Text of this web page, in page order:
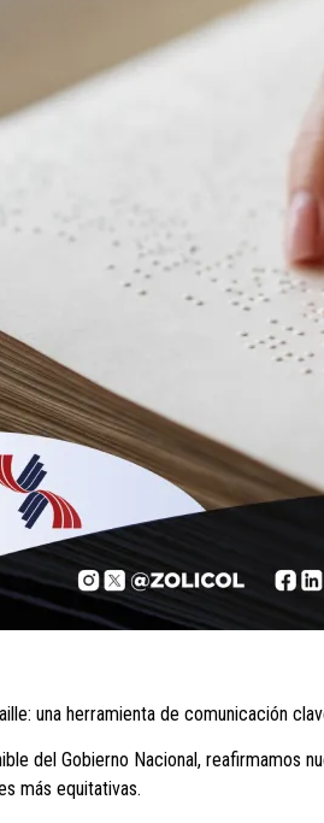
una herramienta de comunicación
del Gobierno Nacional,
más equitativas.